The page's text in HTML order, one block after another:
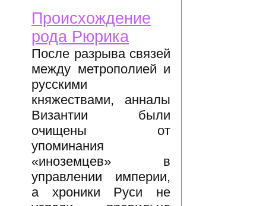
Происхождение
рода Рюрика
После разрыва связей
между метрополией и
русскими
княжествами, анналы
Византии были
очищены от
упоминания
«иноземцев» в
управлении империи,
а хроники Руси не